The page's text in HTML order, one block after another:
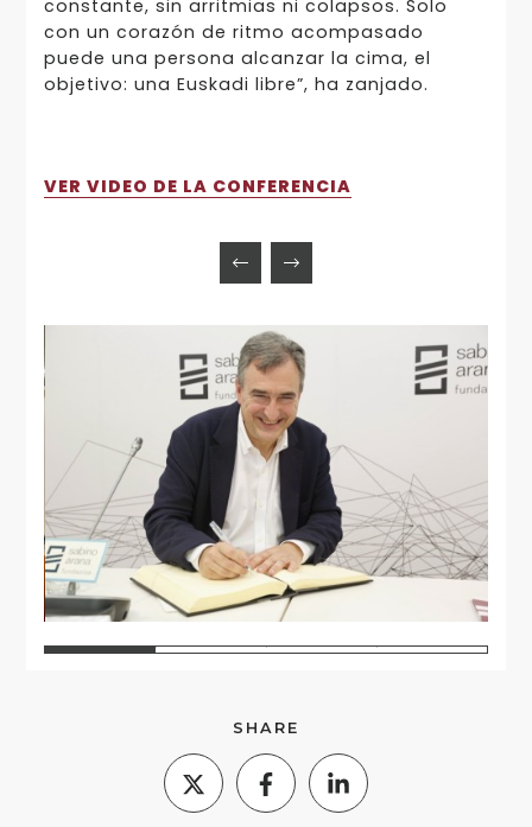
constante, sin arritmias ni colapsos. Solo
con un corazón de ritmo acompasado
puede una persona alcanzar la cima, el
objetivo: una Euskadi libre”, ha zanjado.
VER VIDEO DE LA CONFERENCIA
SHARE